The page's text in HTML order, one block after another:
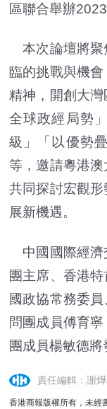
區聯合舉辦
本次論壇將聚
臨的挑戰與機
精神，開創大
全球政經局勢
級」「以優勢
等，邀請粵港
共同探討宏觀
展新機遇。
中國國際經濟
團主席、香港
國政協常務委
問團成員傅育
團成員楊敏德將
責任編輯：謝
香港商報版權所有，未經